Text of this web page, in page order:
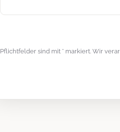
Pflichtfelder sind mit * markiert. Wir